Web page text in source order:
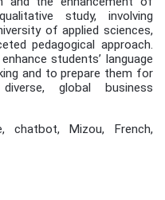
study, involving
of applied sciences,
pedagogical approach.
students’ language
and to prepare them for
global business
chatbot, Mizou, French,